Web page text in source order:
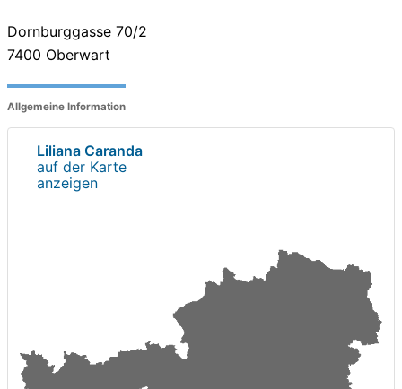
Dornburggasse 70/2
7400 Oberwart
Allgemeine Information
Liliana Caranda
auf der Karte
anzeigen